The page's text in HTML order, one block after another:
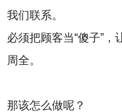
我们联系。
必须把顾客当“傻子”
周全。
那该怎么做呢？